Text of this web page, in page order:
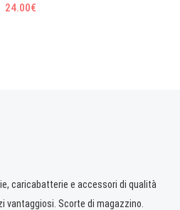
24.00€
caricabatterie e accessori di qualità
vantaggiosi. Scorte di magazzino.